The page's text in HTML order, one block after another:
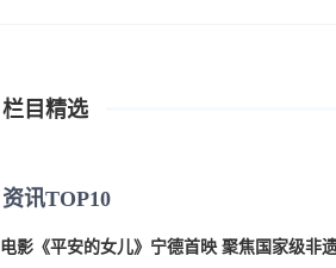
栏目精选
资讯TOP10
电影《平安的女儿》宁德首映 聚焦国家级非